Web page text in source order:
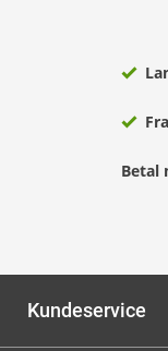
Betal
Kundeservice